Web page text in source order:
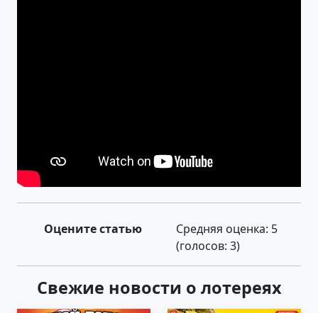
Оцените статью Средняя оценка: 5
(голосов: 3)
Свежие новости о лотереях